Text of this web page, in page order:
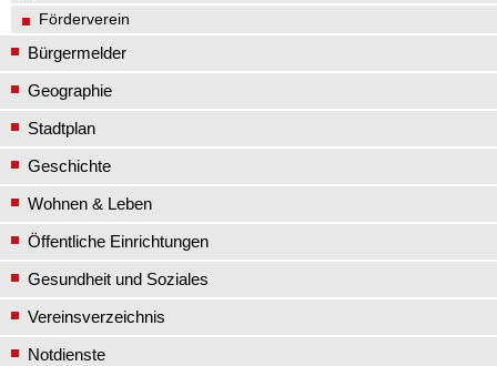
Förderverein
Bürgermelder
Geographie
Stadtplan
Geschichte
Wohnen & Leben
Öffentliche Einrichtungen
Gesundheit und Soziales
Vereinsverzeichnis
Notdienste